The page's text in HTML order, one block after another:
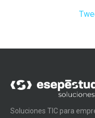
Soluciones TIC para